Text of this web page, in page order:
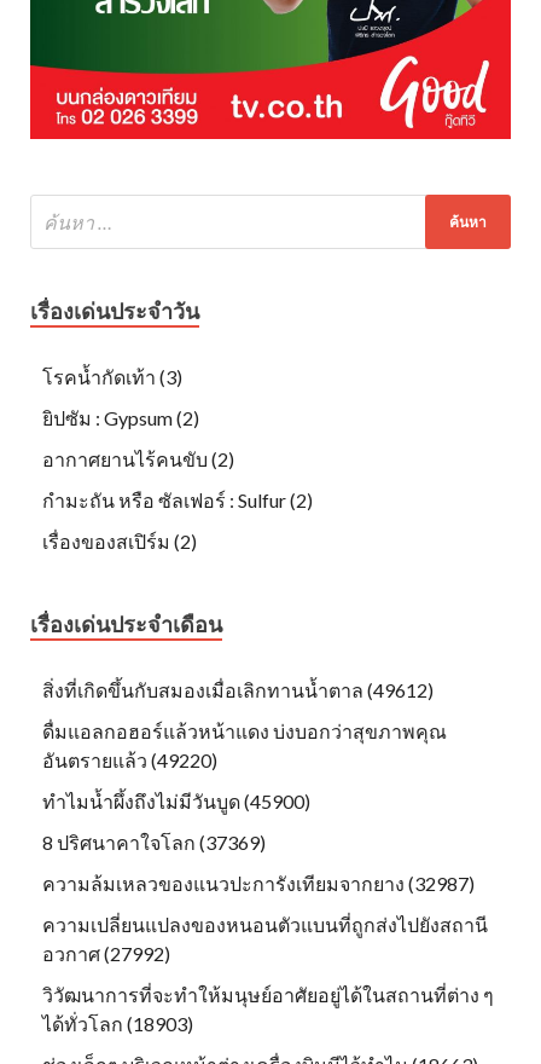
เรื่องเด่นประจำวัน
โรคน้ำกัดเท้า (3)
ยิปซัม : Gypsum (2)
อากาศยานไร้คนขับ (2)
กำมะถัน หรือ ซัลเฟอร์ : Sulfur (2)
เรื่องของสเปิร์ม (2)
เรื่องเด่นประจำเดือน
สิ่งที่เกิดขึ้นกับสมองเมื่อเลิกทานน้ำตาล (49612)
ดื่มแอลกอฮอร์แล้วหน้าแดง บ่งบอกว่าสุขภาพคุณ
อันตรายแล้ว (49220)
ทำไมน้ำผึ้งถึงไม่มีวันบูด (45900)
8 ปริศนาคาใจโลก (37369)
ความล้มเหลวของแนวปะการังเทียมจากยาง (32987)
ความเปลี่ยนแปลงของหนอนตัวแบนที่ถูกส่งไปยังสถานี
อวกาศ (27992)
วิวัฒนาการที่จะทำให้มนุษย์อาศัยอยู่ได้ในสถานที่ต่าง ๆ
ได้ทั่วโลก (18903)